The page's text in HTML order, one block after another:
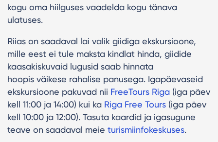
kogu oma hiilguses vaadelda kogu tänava
ulatuses.
Riias on saadaval lai valik giidiga ekskursioone,
mille eest ei tule maksta kindlat hinda, giidide
kaasakiskuvaid lugusid saab hinnata
hoopis väikese rahalise panusega. Igapäevaseid
ekskursioone pakuvad nii FreeTours Riga (iga päev
kell 11:00 ja 14:00) kui ka Riga Free Tours (iga päev
kell 10:00 ja 12:00). Tasuta kaardid ja igasugune
teave on saadaval meie turismiinfokeskuses.